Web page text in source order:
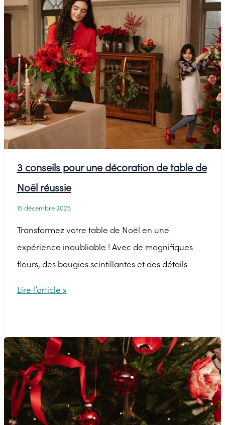
le
printemps
succès
3 conseils pour une décoration de table de
Noël réussie
15 décembre 2025
Transformez votre table de Noël en une
expérience inoubliable ! Avec de magnifiques
fleurs, des bougies scintillantes et des détails
3
une
décoration
de
table
de
Lire l’article »